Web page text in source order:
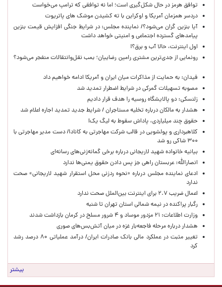
توافق هرمز در حال شکل‌گیری است؛ اما نه توافقی که ترامپ می‌خواست
دردسر همزمان آمریکا و اوکراین با ته کشیدن موشک های پاتریوت
آیا بنزین گران می‌شود؟/ نماینده مجلس: در شرایط جنگی افزایش قیمت بنزین
پیامدهای گسترده اجتماعی و امنیتی خواهد داشت
اول اینترنت، حالا آب و برق؟!
رونمایی از جدی‌ترین مشتری رامین رضاییان؛ بمب نقل‌وانتقالات منفجر می‌شود؟
فیدان: به حمایت از مذاکرات میان ایران و آمریکا ادامه خواهیم داد
مصوبه تسهیلات گمرکی در شرایط اضطرار تمدید شد
زلنسکی: دو پالایشگاه روسیه را هدف قرار دادیم
هشدار به مالکان درباره تخلیه مستاجران / شرایط جدید تمدید اجاره اعلام شد
حقوق چند میلیاردی، پاداش سقوط به لیگ یک!
کلاهبرداری و پولشویی در قالب شرکت مهاجرتی به کانادا/ دست مدیر مهاجرتی با
۳۰۰ شاکی رو شد
بیانیه خانواده شهید لاریجانی درباره برخی گمانه‌زنی‌های رسانه‌ای
انصارالله: عربستان راهی جز پس دادن حقوق یمنی‌ها ندارد
ادعای نماینده مجلس درباره «نحوه ردزنی محل استقرار شهید لاریجانی» صحت
ندارد
اعمال ضریب ۲.۷ برای اینترنت بین‌الملل صحت ندارد
رگبار پراکنده در نیمه شمالی استان تهران تا شنبه
وزارت اطلاعات: ۲۱ مزدور موساد و ۴ شرور مسلح در کرمان بازداشت شدند
هشدار درباره مرحله فاجعه‌بار غزه در میان آتش‌بس‌های صوری
تغییر مثبت در عملکرد مالی بانک صادرات ایران/ درآمد عملیاتی ۸۰ درصد رشد
کرد
بیشتر